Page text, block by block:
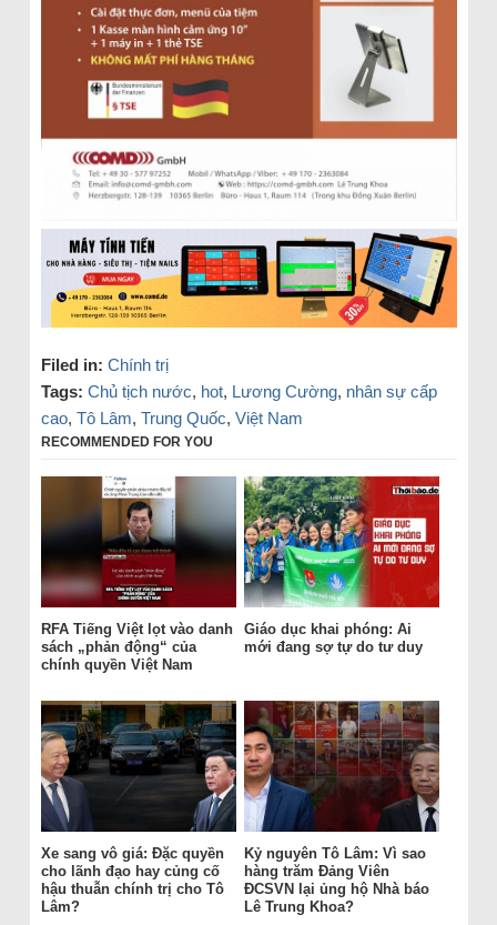
Filed in: Chính trị
Tags: Chủ tịch nước, hot, Lương Cường, nhân sự cấp
cao, Tô Lâm, Trung Quốc, Việt Nam
RECOMMENDED FOR YOU
RFA Tiếng Việt lọt vào danh
sách „phản động“ của
chính quyền Việt Nam
Giáo dục khai phóng: Ai
mới đang sợ tự do tư duy
Xe sang vô giá: Đặc quyền
cho lãnh đạo hay củng cố
hậu thuẫn chính trị cho Tô
Lâm?
Kỷ nguyên Tô Lâm: Vì sao
hàng trăm Đảng Viên
ĐCSVN lại ủng hộ Nhà báo
Lê Trung Khoa?